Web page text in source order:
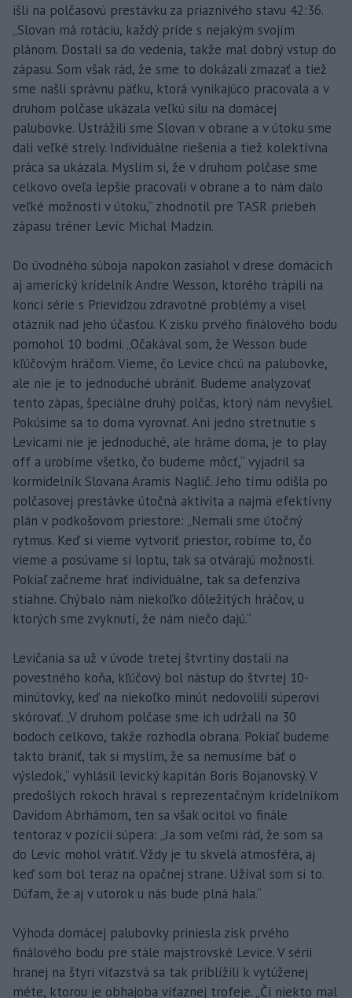
išli na polčasovú prestávku za priaznivého stavu 42:36.
„Slovan má rotáciu, každý príde s nejakým svojím
plánom. Dostali sa do vedenia, takže mal dobrý vstup do
zápasu. Som však rád, že sme to dokázali zmazať a tiež
sme našli správnu päťku, ktorá vynikajúco pracovala a v
druhom polčase ukázala veľkú silu na domácej
palubovke. Ustrážili sme Slovan v obrane a v útoku sme
dali veľké strely. Individuálne riešenia a tiež kolektívna
práca sa ukázala. Myslím si, že v druhom polčase sme
celkovo oveľa lepšie pracovali v obrane a to nám dalo
veľké možnosti v útoku,“ zhodnotil pre TASR priebeh
zápasu tréner Levíc Michal Madzin.
Do úvodného súboja napokon zasiahol v drese domácich
aj americký krídelník Andre Wesson, ktorého trápili na
konci série s Prievidzou zdravotné problémy a visel
otáznik nad jeho účasťou. K zisku prvého finálového bodu
pomohol 10 bodmi. „Očakával som, že Wesson bude
kľúčovým hráčom. Vieme, čo Levice chcú na palubovke,
ale nie je to jednoduché ubrániť. Budeme analyzovať
tento zápas, špeciálne druhý polčas, ktorý nám nevyšiel.
Pokúsime sa to doma vyrovnať. Ani jedno stretnutie s
Levicami nie je jednoduché, ale hráme doma, je to play
off a urobíme všetko, čo budeme môcť,“ vyjadril sa
kormidelník Slovana Aramis Naglič. Jeho tímu odišla po
polčasovej prestávke útočná aktivita a najmä efektívny
plán v podkošovom priestore: „Nemali sme útočný
rytmus. Keď si vieme vytvoriť priestor, robíme to, čo
vieme a posúvame si loptu, tak sa otvárajú možnosti.
Pokiaľ začneme hrať individuálne, tak sa defenzíva
stiahne. Chýbalo nám niekoľko dôležitých hráčov, u
ktorých sme zvyknutí, že nám niečo dajú.“
Levičania sa už v úvode tretej štvrtiny dostali na
povestného koňa, kľúčový bol nástup do štvrtej 10-
minútovky, keď na niekoľko minút nedovolili súperovi
skórovať. „V druhom polčase sme ich udržali na 30
bodoch celkovo, takže rozhodla obrana. Pokiaľ budeme
takto brániť, tak si myslím, že sa nemusíme báť o
výsledok,“ vyhlásil levický kapitán Boris Bojanovský. V
predošlých rokoch hrával s reprezentačným krídelníkom
Davidom Abrhámom, ten sa však ocitol vo finále
tentoraz v pozícii súpera: „Ja som veľmi rád, že som sa
do Levíc mohol vrátiť. Vždy je tu skvelá atmosféra, aj
keď som bol teraz na opačnej strane. Užíval som si to.
Dúfam, že aj v utorok u nás bude plná hala.“
Výhoda domácej palubovky priniesla zisk prvého
finálového bodu pre stále majstrovské Levice. V sérii
hranej na štyri víťazstvá sa tak priblížili k vytúženej
méte, ktorou je obhajoba víťaznej trofeje. „Či niekto mal